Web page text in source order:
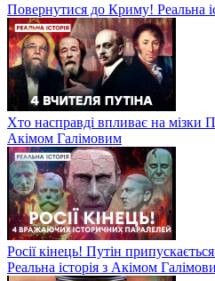
Повернутися до Криму! Реальна
Хто насправді впливає на мізки
Акімом Галімовим
Росії кінець! Путін
Реальна історія з Акімом